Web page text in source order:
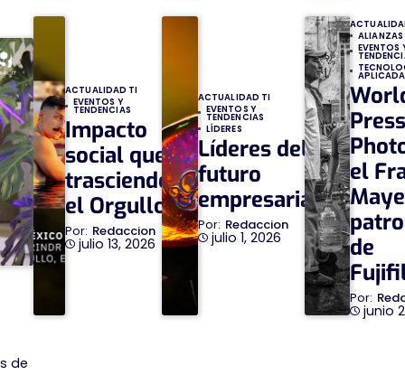
de
ACTUALIDAD TI
EVENTOS Y
TENDENCIAS
Impacto
social que
trasciende
el Orgullo
Redaccion
julio 13, 2026
ACTUALIDAD TI
EVENTOS Y
TENDENCIAS
LÍDERES
Líderes del
futuro
empresarial
Redaccion
julio 1, 2026
ALIANZAS
EVENTOS
APLICADA
el
de
junio